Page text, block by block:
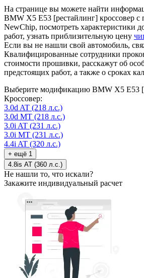
На странице вы можете найти
BMW X5 E53 [рестайлинг] кроссовер
NewChip, посмотреть характеристики
работ, узнать приблизительную цену
Если вы не нашли свой автомобиль,
Квалифицированные сотрудники
стоимости прошивки, расскажут об
предстоящих работ, а также о сроках
Выберите модификацию BMW X5 E53
Кроссовер:
3.0d AT (218 л.с.)
3.0d MT (218 л.с.)
3.0i AT (231 л.с.)
3.0i MT (231 л.с.)
4.4i AT (320 л.с.)
+ ещё 1
4.8is AT (360 л.с.)
Не нашли то, что искали?
Закажите индивидуальный расчет